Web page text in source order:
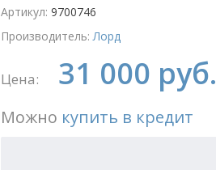
Артикул:9700746
Производитель:Лорд
Цена: 31 000 руб.
Можно купить в кредит